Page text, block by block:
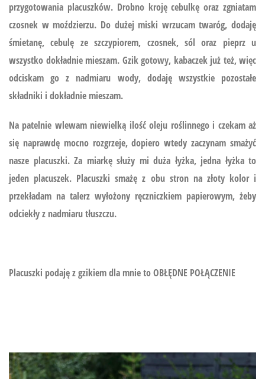
przygotowania placuszków. Drobno kroję cebulkę oraz zgniatam
czosnek w moździerzu. Do dużej miski wrzucam twaróg, dodaję
śmietanę, cebulę ze szczypiorem, czosnek, sól oraz pieprz u
wszystko dokładnie mieszam. Gzik gotowy, kabaczek już też, więc
odciskam go z nadmiaru wody, dodaję wszystkie pozostałe
składniki i dokładnie mieszam.
Na patelnie wlewam niewielką ilość oleju roślinnego i czekam aż
się naprawdę mocno rozgrzeje, dopiero wtedy zaczynam smażyć
nasze placuszki. Za miarkę służy mi duża łyżka, jedna łyżka to
jeden placuszek. Placuszki smażę z obu stron na złoty kolor i
przekładam na talerz wyłożony ręczniczkiem papierowym, żeby
odciekły z nadmiaru tłuszczu.
Placuszki podaję z gzikiem dla mnie to OBŁĘDNE POŁĄCZENIE